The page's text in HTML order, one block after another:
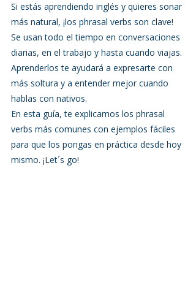
Si estás aprendiendo inglés y quieres sonar
más natural, ¡los phrasal verbs son clave!
Se usan todo el tiempo en conversaciones
diarias, en el trabajo y hasta cuando viajas.
Aprenderlos te ayudará a expresarte con
más soltura y a entender mejor cuando
hablas con nativos.
En esta guía, te explicamos los phrasal
verbs más comunes con ejemplos fáciles
para que los pongas en práctica desde hoy
mismo. ¡Let´s go!